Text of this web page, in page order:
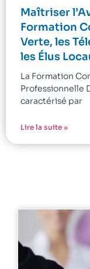
Maîtriser
Formation
Verte, les
les Élus
La Formation
Professionnelle
caractérisé par
Lire la suite »